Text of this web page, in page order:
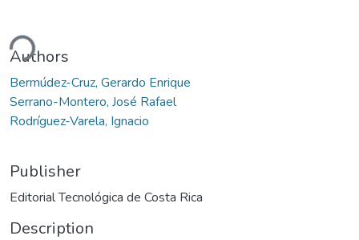
Authors
Bermúdez-Cruz, Gerardo Enrique
Serrano-Montero, José Rafael
Rodríguez-Varela, Ignacio
Publisher
Editorial Tecnológica de Costa Rica
Description